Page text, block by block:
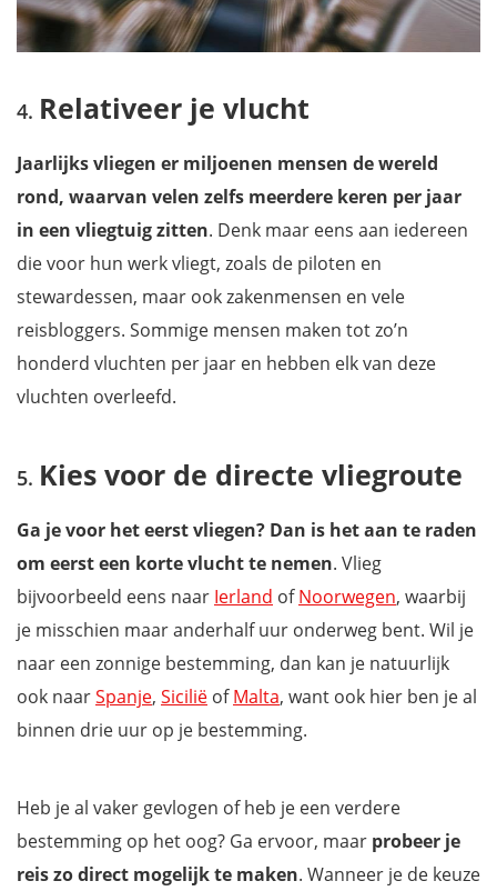
Relativeer je vlucht
Jaarlijks vliegen er miljoenen mensen de wereld
rond, waarvan velen zelfs meerdere keren per jaar
in een vliegtuig zitten. Denk maar eens aan iedereen
die voor hun werk vliegt, zoals de piloten en
stewardessen, maar ook zakenmensen en vele
reisbloggers. Sommige mensen maken tot zo’n
honderd vluchten per jaar en hebben elk van deze
vluchten overleefd.
Kies voor de directe vliegroute
Ga je voor het eerst vliegen? Dan is het aan te raden
om eerst een korte vlucht te nemen. Vlieg
bijvoorbeeld eens naar Ierland ofNoorwegen, waarbij
je misschien maar anderhalf uur onderweg bent. Wil je
naar een zonnige bestemming, dan kan je natuurlijk
ook naarSpanje, Sicilië ofMalta, want ook hier ben je al
binnen drie uur op je bestemming.
Heb je al vaker gevlogen of heb je een verdere
bestemming op het oog? Ga ervoor, maar probeer je
reis zo direct mogelijk te maken. Wanneer je de keuze